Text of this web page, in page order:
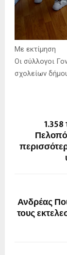
Με εκτίμηση
Οι σύλλογοι
σχολείων
Ανδρέας
τους